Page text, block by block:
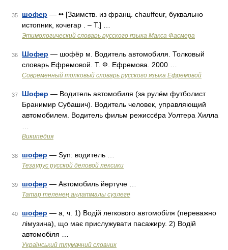
35 шофер — •• [Заимств. из франц. chauffeur, буквально
истопник, кочегар . – Т.] …
Этимологический словарь русского языка Макса Фасмера
36 Шофер — шофёр м. Водитель автомобиля. Толковый
словарь Ефремовой. Т. Ф. Ефремова. 2000 …
Современный толковый словарь русского языка Ефремовой
37 Шофер — Водитель автомобиля (за рулём футболист
Бранимир Субашич). Водитель человек, управляющий
автомобилем. Водитель фильм режиссёра Уолтера Хилла
Википедия
38 шофер — Syn: водитель …
Тезаурус русской деловой лексики
39 шофер — Автомобиль йөртүче …
Татар теленең аңлатмалы сүзлеге
40 шофер — а, ч. 1) Водій легкового автомобіля (переважно
лімузина), що має прислужувати пасажиру. 2) Водій
автомобіля …
Український тлумачний словник